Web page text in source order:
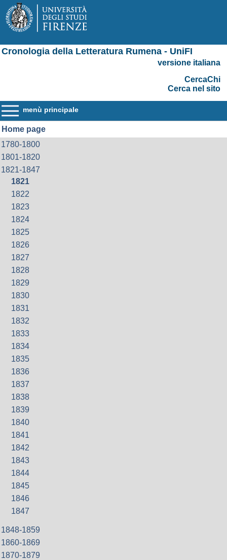
Cronologia della Letteratura Rumena - UniFI
versione italiana
CercaChi
Cerca nel sito
menù principale
Home page
1780-1800
1801-1820
1821-1847
1821
1822
1823
1824
1825
1826
1827
1828
1829
1830
1831
1832
1833
1834
1835
1836
1837
1838
1839
1840
1841
1842
1843
1844
1845
1846
1847
1848-1859
1860-1869
1870-1879